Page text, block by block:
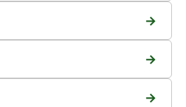
→
→
→